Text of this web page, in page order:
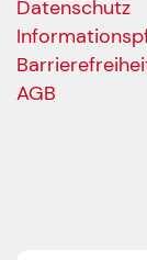
Datenschutz
AGB